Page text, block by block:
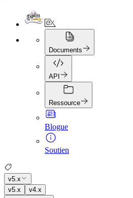
Documents
API
Ressource
Blogue
Soutien
v5.x
v5.x
v4.x